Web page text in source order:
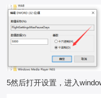
5然后打开设置，进入